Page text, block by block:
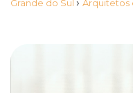
Grande do Sul › Arquitetos